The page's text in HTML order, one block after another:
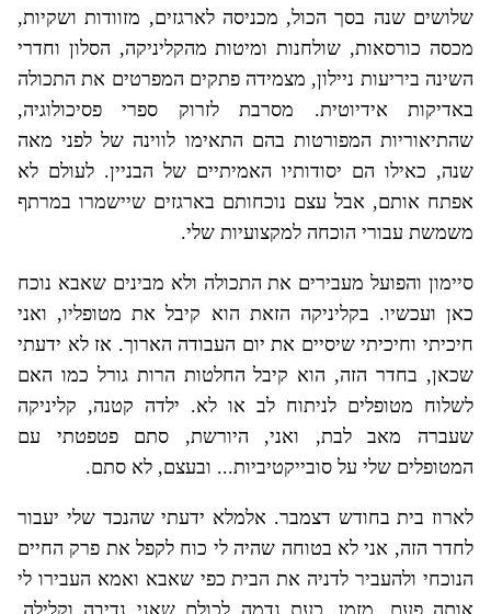
שלושים שנה בסך הכול, מכניסה לארגזים, מזוודות ושקיות,
מכסה כורסאות, שולחנות ומיטות מהקליניקה, הסלון וחדרי
השינה ביריעות ניילון, מצמידה פתקים המפרטים את התכולה
באדיקות אידיוטית. מסרבת לזרוק ספרי פסיכולוגיה,
שהתיאוריות המפורטות בהם התאימו לווינה של לפני מאה
שנה, כאילו הם יסודותיו האמיתיים של הבניין. לעולם לא
אפתח אותם, אבל עצם נוכחותם בארגזים שיישמרו במרתף
משמשת עבורי הוכחה למקצועיות שלי.
סיימון והפועל מעבירים את התכולה ולא מבינים שאבא נוכח
כאן ועכשיו. בקליניקה הזאת הוא קיבל את מטופליו, ואני
חיכיתי וחיכיתי שיסיים את יום העבודה הארוך. אז לא ידעתי
שכאן, בחדר הזה, הוא קיבל החלטות הרות גורל כמו האם
לשלוח מטופלים לניתוח לב או לא. ילדה קטנה, קליניקה
שעברה מאב לבת, ואני, היורשת, סתם פטפטתי עם
המטופלים שלי על סובייקטיביות... ובעצם, לא סתם.
לארוז בית בחודש דצמבר. אלמלא ידעתי שהנכד שלי יעבור
לחדר הזה, אני לא בטוחה שהיה לי כוח לקפל את פרק החיים
הנוכחי ולהעביר לדניה את הבית כפי שאבא ואמא העבירו לי
אותה פעם, מזמן. כעת נדמה לכולם שאני נדיבה וקלילה,